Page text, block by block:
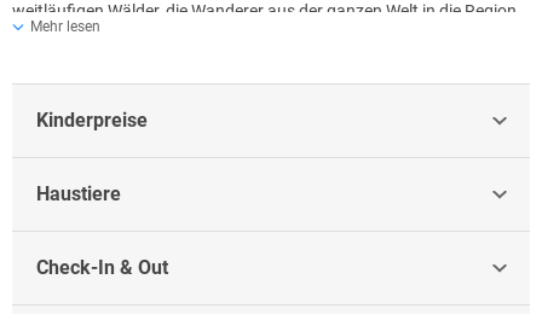
weitläufigen Wälder, die Wanderer aus der ganzen Welt in die Region
kommen lassen. Mit "Uplandsteig", "Rothaarsteig", "Kneippweg", vielen
Wander- und Erlebnismöglichkeiten. Und da, wo "man" wandern kann,
kann "man" natürlich auch mit dem Mountainbike auf
- den Kurpark: 2km - das Lagunenbad: 3km - die Eislaufhalle: 1km -
den Ettelsberglift: 2 km - das Stadtzentrum: 0,5km - den
Mehr lesen
Kinderpreise
Haustiere
Check-In & Out